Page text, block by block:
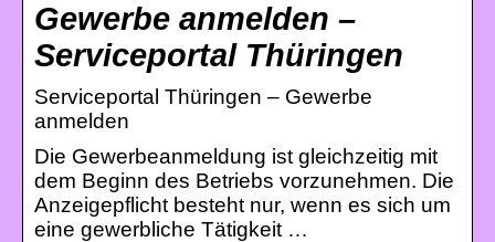
Gewerbe anmelden –
Serviceportal Thüringen
Serviceportal Thüringen – Gewerbe
anmelden
Die Gewerbeanmeldung ist gleichzeitig mit
dem Beginn des Betriebs vorzunehmen. Die
Anzeigepflicht besteht nur, wenn es sich um
eine gewerbliche Tätigkeit …